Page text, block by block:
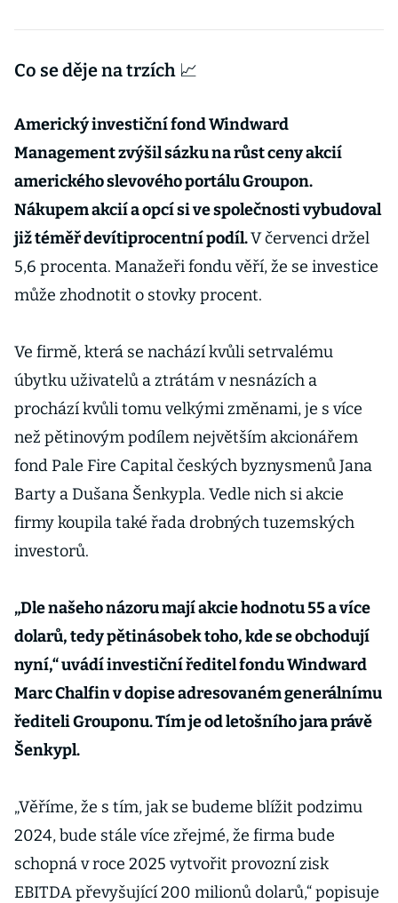
Co se děje na trzích 📈
Americký investiční fond Windward
Management zvýšil sázku na růst ceny akcií
amerického slevového portálu Groupon.
Nákupem akcií a opcí si ve společnosti vybudoval
již téměř devítiprocentní podíl.V červenci držel
5,6 procenta. Manažeři fondu věří, že se investice
může zhodnotit o stovky procent.
Ve firmě, která se nachází kvůli setrvalému
úbytku uživatelů a ztrátám v nesnázích a
prochází kvůli tomu velkými změnami, je s více
než pětinovým podílem největším akcionářem
fond Pale Fire Capital českých byznysmenů Jana
Barty a Dušana Šenkypla. Vedle nich si akcie
firmy koupila také řada drobných tuzemských
investorů.
„Dle našeho názoru mají akcie hodnotu 55 a více
dolarů, tedy pětinásobek toho, kde se obchodují
nyní,“ uvádí investiční ředitel fondu Windward
Marc Chalfin v dopise adresovaném generálnímu
řediteli Grouponu. Tím je od letošního jara právě
Šenkypl.
„Věříme, že s tím, jak se budeme blížit podzimu
2024, bude stále více zřejmé, že firma bude
schopná v roce 2025 vytvořit provozní zisk
EBITDA převyšující 200 milionů dolarů,“ popisuje